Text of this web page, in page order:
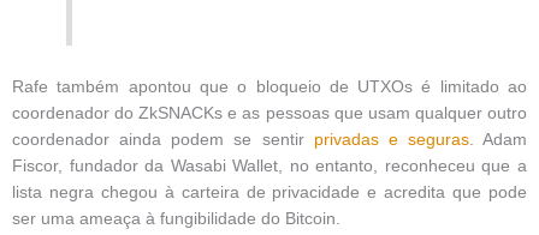
Rafe também apontou que o bloqueio de UTXOs é limitado ao
coordenador do ZkSNACKs e as pessoas que usam qualquer outro
coordenador ainda podem se sentir privadas e seguras. Adam
Fiscor, fundador da Wasabi Wallet, no entanto, reconheceu que a
lista negra chegou à carteira de privacidade e acredita que pode
ser uma ameaça à fungibilidade do Bitcoin.